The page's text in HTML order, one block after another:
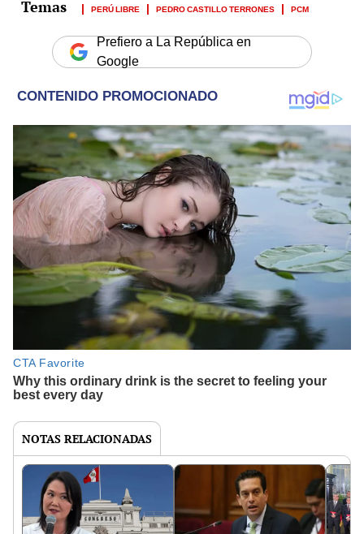
PERÚ LIBRE PEDRO CASTILLO TERRONES PCM
Prefiero a La República en
Google
NOTAS RELACIONADAS